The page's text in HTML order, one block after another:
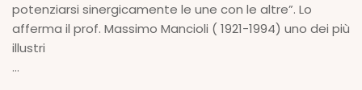
potenziarsi sinergicamente le une con le altre”. Lo
afferma il prof. Massimo Mancioli ( 1921-1994) uno dei più
illustri
...